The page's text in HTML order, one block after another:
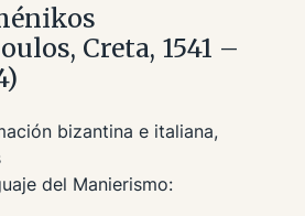
Creta, 1541 –
bizantina e italiana,
del Manierismo: